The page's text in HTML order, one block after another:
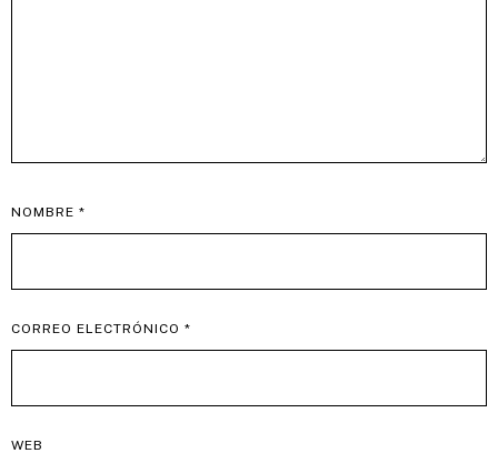
NOMBRE *
CORREO ELECTRÓNICO *
WEB